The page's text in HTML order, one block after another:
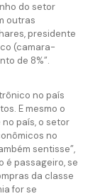
do setor
outras
presidente
(camara-
de 8%”.
no país
E mesmo o
país, o setor
no
sentisse”,
é passageiro, se
da classe
for se